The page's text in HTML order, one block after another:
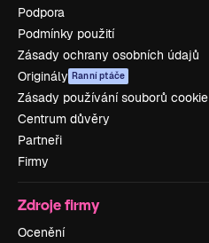
Podpora
Podmínky použití
Zásady ochrany osobních údajů
Originály Ranní ptáče
Zásady používání souborů cookie
Centrum důvěry
Partneři
Firmy
Zdroje firmy
Ocenění